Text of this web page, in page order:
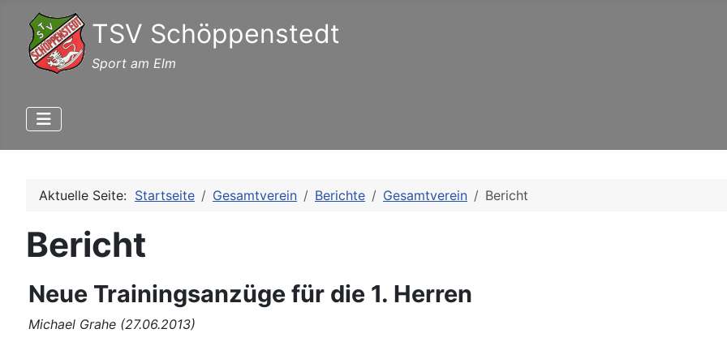
TSV Schöppenstedt
Sport am Elm
Aktuelle Seite: Startseite Gesamtverein Berichte Gesamtverein Bericht
Bericht
Neue Trainingsanzüge für die 1. Herren
Michael Grahe (27.06.2013)